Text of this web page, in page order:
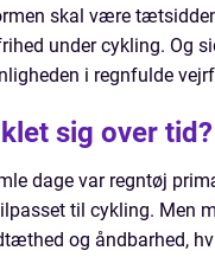
skal være
under cykling. Og
i regnfulde
sig over tid?
dage var regntøj
til cykling. Men
og åndbarhed,